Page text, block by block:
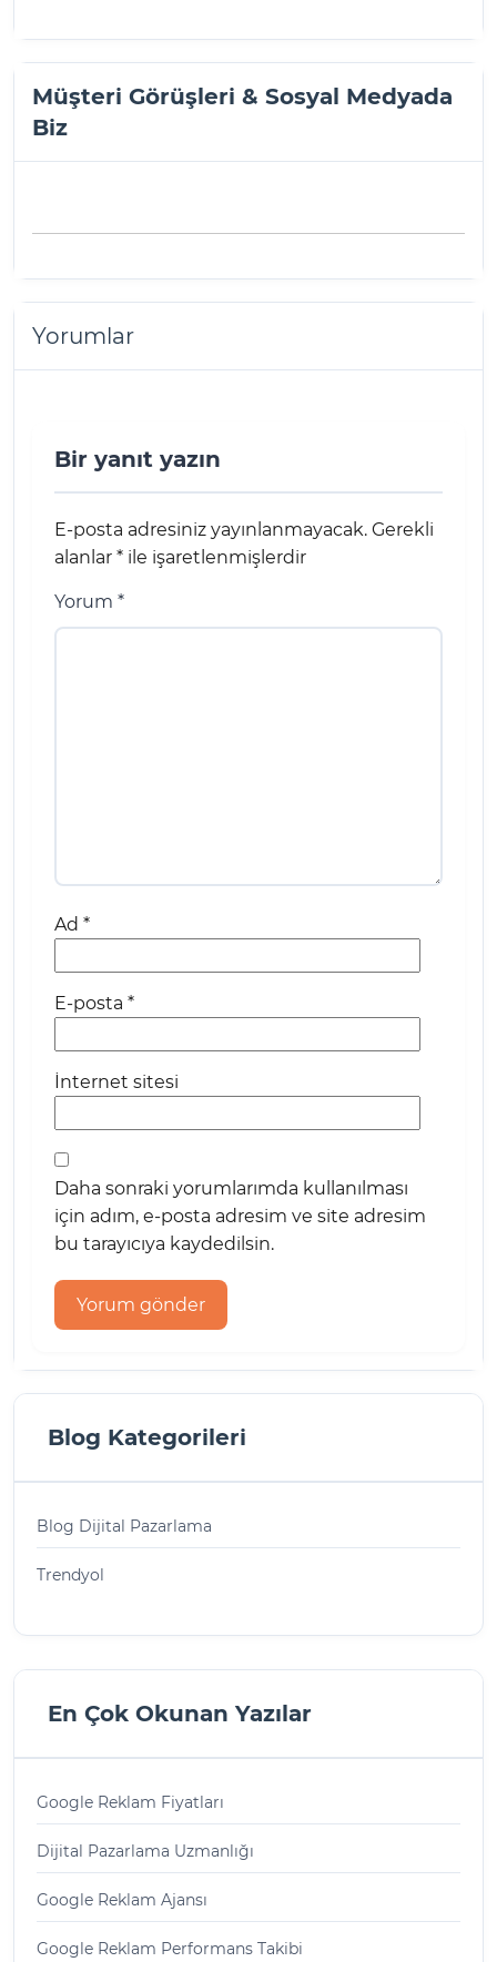
Müşteri Görüşleri & Sosyal Medyada
Biz
Yorumlar
Bir yanıt yazın
E-posta adresiniz yayınlanmayacak. Gerekli
alanlar * ile işaretlenmişlerdir
Yorum *
Ad *
E-posta *
İnternet sitesi
Daha sonraki yorumlarımda kullanılması
için adım, e-posta adresim ve site adresim
bu tarayıcıya kaydedilsin.
Blog Kategorileri
Blog Dijital Pazarlama
Trendyol
En Çok Okunan Yazılar
Google Reklam Fiyatları
Dijital Pazarlama Uzmanlığı
Google Reklam Ajansı
Google Reklam Performans Takibi